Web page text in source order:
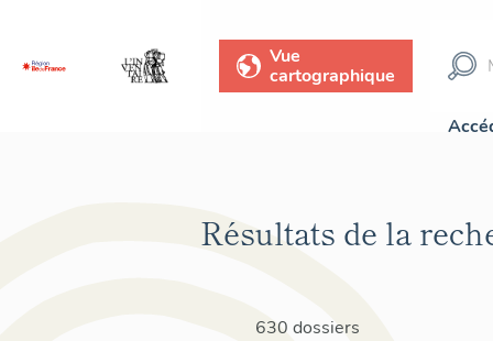
Vue
cartographique
Résultats de la
630 dossiers